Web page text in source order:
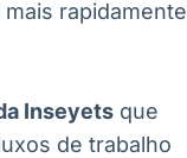
rapidamente
Inseyets que
de trabalho